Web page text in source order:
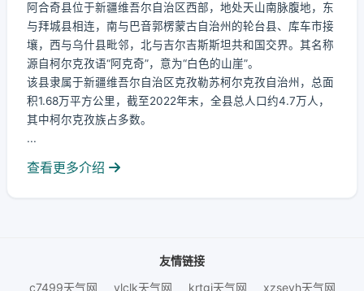
阿合奇县位于新疆维吾尔自治区西部，地处天山南脉腹地，东
与拜城县相连，南与巴音郭楞蒙古自治州的轮台县、库车市接
壤，西与乌什县毗邻，北与吉尔吉斯斯坦共和国交界。其名称
源自柯尔克孜语“阿克奇”，意为“白色的山崖”。
该县隶属于新疆维吾尔自治区克孜勒苏柯尔克孜自治州，总面
积1.68万平方公里，截至2022年末，全县总人口约4.7万人，
其中柯尔克孜族占多数。
...
查看更多介绍
友情链接
c7499天气网
ylclk天气网 krtgj天气网 xzseyh天气网